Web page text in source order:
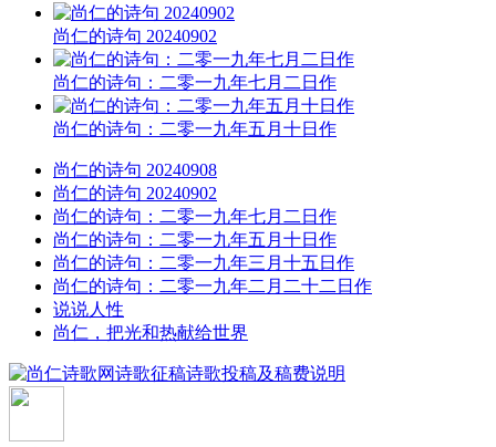
尚仁的诗句 20240902
尚仁的诗句：二零一九年七月二日作
尚仁的诗句：二零一九年五月十日作
尚仁的诗句 20240908
尚仁的诗句 20240902
尚仁的诗句：二零一九年七月二日作
尚仁的诗句：二零一九年五月十日作
尚仁的诗句：二零一九年三月十五日作
尚仁的诗句：二零一九年二月二十二日作
说说人性
尚仁，把光和热献给世界